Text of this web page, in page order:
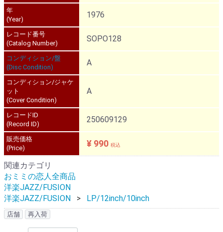
年
(Year)
1976
レコード番号
(Catalog Number)
SOPO128
コンディション/盤
(Disc Condition)
A
コンディション/ジャケ
ット
(Cover Condition)
A
レコードID
(Record ID)
250609129
販売価格
(Price)
¥ 990 税込
関連カテゴリ
おミミの恋人全商品
洋楽JAZZ/FUSION
洋楽JAZZ/FUSION
LP/12inch/10inch
店舗 再入荷